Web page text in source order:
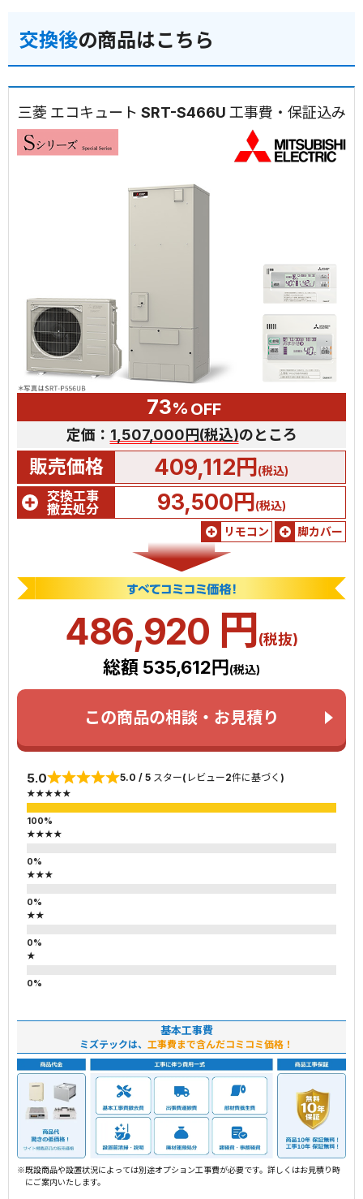
交換後の商品はこちら
三菱 エコキュート SRT-S466U 工事費・保証込み
73% OFF
定価： 1,507,000円(税込)のところ
販売価格 409,112円(税込)
交換工事
撤去処分
93,500円(税込)
リモコン
脚カバー
486,920 円(税抜)
総額 535,612円 (税込)
この商品の相談・お見積り
5.0 5.0 / 5 スター(レビュー2件に基づく)
★★★★★
★★★★
★★★
★★
★
基本工事費
ミズテックは、 工事費まで含んだコミコミ価格！
※既設商品や設置状況によっては別途オプション工事費が必要です。詳しくはお見積り時
にご案内いたします。